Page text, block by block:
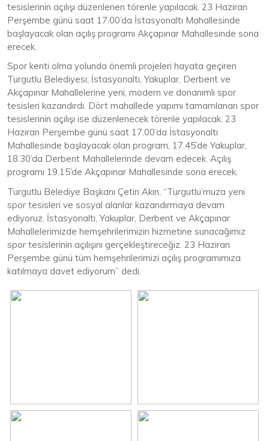
tesislerinin açılışı düzenlenen törenle yapılacak. 23 Haziran
Perşembe günü saat 17.00’da İstasyonaltı Mahallesinde
başlayacak olan açılış programı Akçapınar Mahallesinde sona
erecek.
Spor kenti olma yolunda önemli projeleri hayata geçiren
Turgutlu Belediyesi; İstasyonaltı, Yakuplar, Derbent ve
Akçapınar Mahallelerine yeni, modern ve donanımlı spor
tesisleri kazandırdı. Dört mahallede yapımı tamamlanan spor
tesislerinin açılışı ise düzenlenecek törenle yapılacak. 23
Haziran Perşembe günü saat 17.00’da İstasyonaltı
Mahallesinde başlayacak olan program, 17.45’de Yakuplar,
18.30’da Derbent Mahallelerinde devam edecek. Açılış
programı 19.15’de Akçapınar Mahallesinde sona erecek.
Turgutlu Belediye Başkanı Çetin Akın, “Turgutlu’muza yeni
spor tesisleri ve sosyal alanlar kazandırmaya devam
ediyoruz. İstasyonaltı, Yakuplar, Derbent ve Akçapınar
Mahallelerimizde hemşehrilerimizin hizmetine sunacağımız
spor tesislerinin açılışını gerçekleştireceğiz. 23 Haziran
Perşembe günü tüm hemşehrilerimizi açılış programımıza
katılmaya davet ediyorum” dedi.